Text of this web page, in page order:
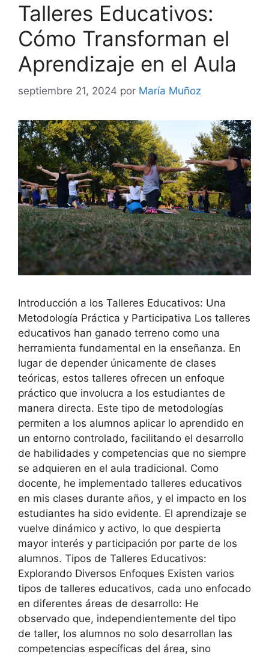
Talleres Educativos:
Cómo Transforman el
Aprendizaje en el Aula
septiembre 21, 2024 por María Muñoz
Introducción a los Talleres Educativos: Una
Metodología Práctica y Participativa Los talleres
educativos han ganado terreno como una
herramienta fundamental en la enseñanza. En
lugar de depender únicamente de clases
teóricas, estos talleres ofrecen un enfoque
práctico que involucra a los estudiantes de
manera directa. Este tipo de metodologías
permiten a los alumnos aplicar lo aprendido en
un entorno controlado, facilitando el desarrollo
de habilidades y competencias que no siempre
se adquieren en el aula tradicional. Como
docente, he implementado talleres educativos
en mis clases durante años, y el impacto en los
estudiantes ha sido evidente. El aprendizaje se
vuelve dinámico y activo, lo que despierta
mayor interés y participación por parte de los
alumnos. Tipos de Talleres Educativos:
Explorando Diversos Enfoques Existen varios
tipos de talleres educativos, cada uno enfocado
en diferentes áreas de desarrollo: He
observado que, independientemente del tipo
de taller, los alumnos no solo desarrollan las
competencias específicas del área, sino